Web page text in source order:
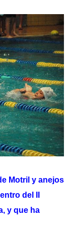
Motril y anejos
del II
y que ha